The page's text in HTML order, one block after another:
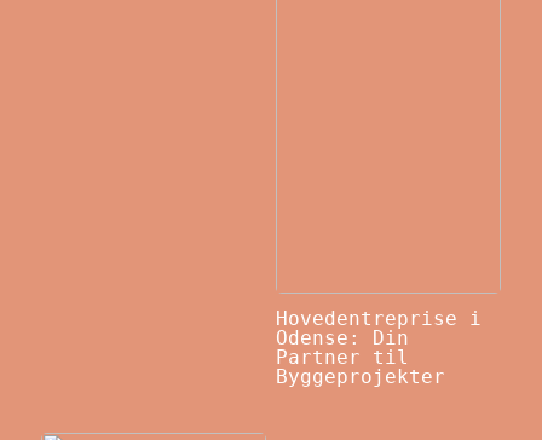
Hovedentreprise i
Odense: Din
Partner til
Byggeprojekter